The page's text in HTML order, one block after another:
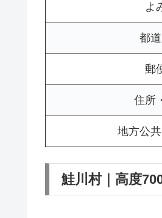
よ
都
郵
住所
地方公
鮭川村｜高度